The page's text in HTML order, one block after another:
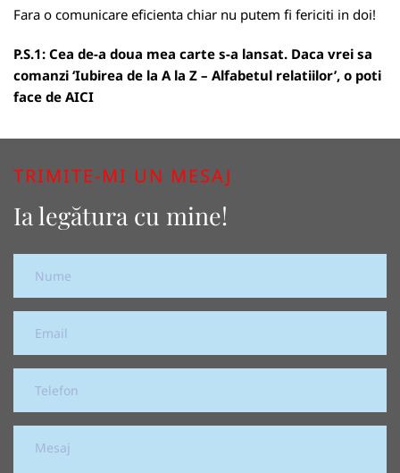
Fara o comunicare eficienta chiar nu putem fi fericiti in doi!
P.S.1: Cea de-a doua mea carte s-a lansat. Daca vrei sa
comanzi ‘Iubirea de la A la Z – Alfabetul relatiilor’, o poti
face de AICI
TRIMITE-MI UN MESAJ
Ia legătura cu mine!